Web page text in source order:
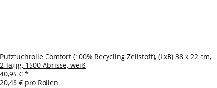
Putztuchrolle Comfort (100% Recycling Zellstoff), (LxB) 38 x 22 cm,
2-lagig, 1500 Abrisse, weiß
40,95 € *
20,48 € pro Rollen